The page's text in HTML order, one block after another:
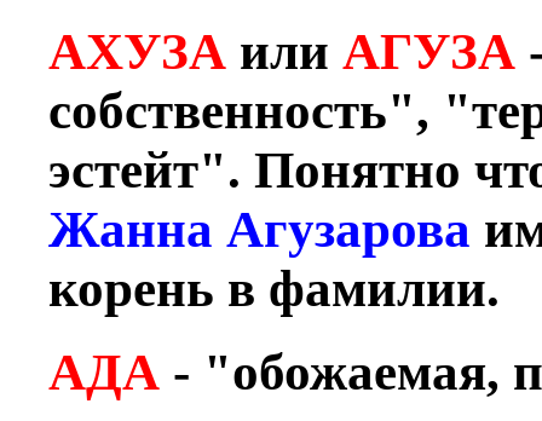
АХУЗА или АГУЗА
собственность",
эстейт". Понятно
Жанна Агузарова
корень в фамилии.
АДА - "обожаемая,